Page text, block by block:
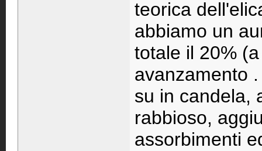
teorica
abbiamo un
totale il 20%
avanzamento
su in candela,
rabbioso,
assorbimenti